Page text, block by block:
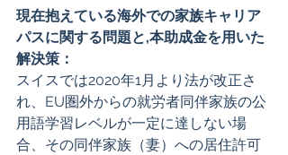
現在抱えている海外での家族キャリア
パスに関する問題と,本助成金を用いた
解決策：
スイスでは2020年1月より法が改正さ
れ、EU圏外からの就労者同伴家族の公
用語学習レベルが一定に達しない場
合、その同伴家族（妻）への居住許可